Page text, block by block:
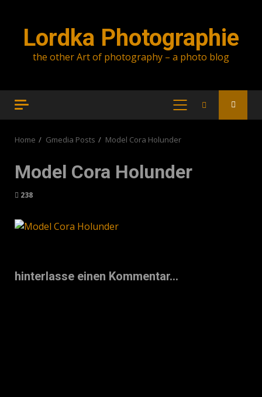
Lordka Photographie
the other Art of photography – a photo blog
PRIMARY
Home Gmedia Posts Model Cora Holunder
Model Cora Holunder
238
hinterlasse einen Kommentar...